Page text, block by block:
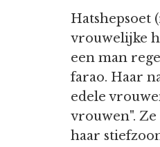
Hatshepsoet
vrouwelijke
een man
farao. Haar
edele
vrouwen".
haar